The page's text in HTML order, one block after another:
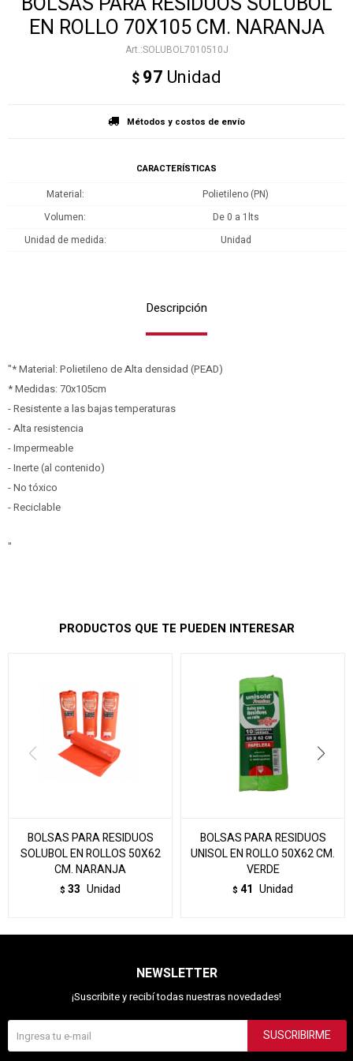
EN ROLLO 70X105 CM. NARANJA
SOLUBOL7010510J
$ 97 Unidad
Métodos y costos de envío
CARACTERÍSTICAS
Material
Polietileno (PN)
Volumen
De 0 a 1lts
Unidad de medida
Unidad
Descripción
"* Material: Polietileno de Alta densidad (PEAD)
* Medidas: 70x105cm
- Resistente a las bajas temperaturas
- Alta resistencia
- Impermeable
- Inerte (al contenido)
- No tóxico
- Reciclable
"
PRODUCTOS QUE TE PUEDEN INTERESAR
BOLSAS PARA RESIDUOS
SOLUBOL EN ROLLOS 50X62
CM. NARANJA
$ 33 Unidad
BOLSAS PARA RESIDUOS
UNISOL EN ROLLO 50X62 CM.
VERDE
$ 41 Unidad
NEWSLETTER
¡Suscribite y recibí todas nuestras novedades!
SUSCRIBIRME